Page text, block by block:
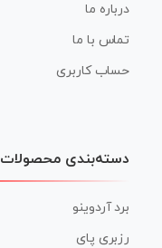
درباره ما
تماس با ما
حساب کاربری
دسته‌بندی محصولات
برد آردوینو
رزبری پای